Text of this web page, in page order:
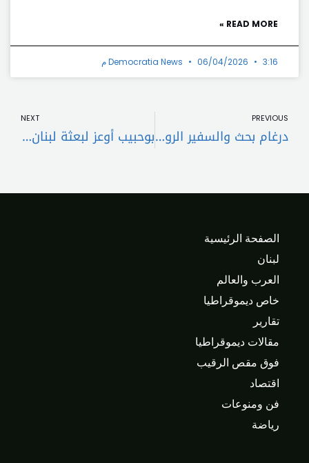
READ MORE »
Democratia News 06/04/2026 3:16 م
PREVIOUS
درغام بحث والسفير الروسي في المستجدات السياسية والأمنية
NEXT
بوحبيب أوعز لبعثة لبنان لدى الأمم المتحدة تقديم شكوى جديدة ردًا على الاستهداف الإسرائيلي للجيش اللبناني
الصفحة الرئيسية
لبنان
العرب والعالم
خاص ديموقراطيا
تقارير
مقالات ديموقراطيا
فوق مقص الرقيب
اقتصاد
فن ومنوعات
رياضة